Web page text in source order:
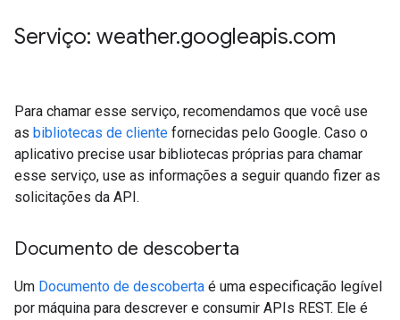
Serviço: weather.googleapis.com
Para chamar esse serviço, recomendamos que você use
as bibliotecas de cliente fornecidas pelo Google. Caso o
aplicativo precise usar bibliotecas próprias para chamar
esse serviço, use as informações a seguir quando fizer as
solicitações da API.
Documento de descoberta
Um Documento de descoberta é uma especificação legível
por máquina para descrever e consumir APIs REST. Ele é